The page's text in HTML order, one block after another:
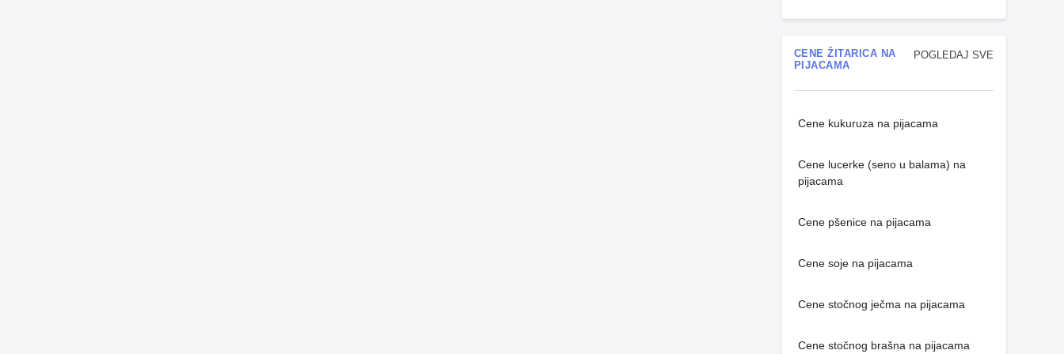
POGLEDAJ SVE
CENE ŽITARICA NA
PIJACAMA
Cene kukuruza na pijacama
Cene lucerke (seno u balama) na
pijacama
Cene pšenice na pijacama
Cene soje na pijacama
Cene stočnog ječma na pijacama
Cene stočnog brašna na pijacama